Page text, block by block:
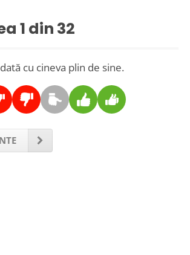
1 din 32
cu cineva plin de sine.